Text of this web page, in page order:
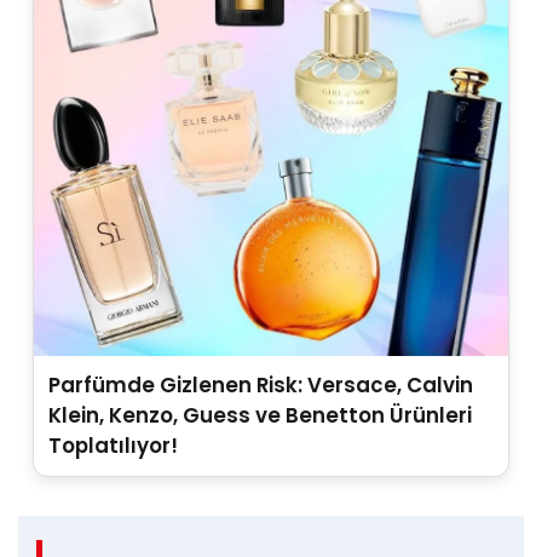
Parfümde Gizlenen Risk: Versace, Calvin
Klein, Kenzo, Guess ve Benetton Ürünleri
Toplatılıyor!